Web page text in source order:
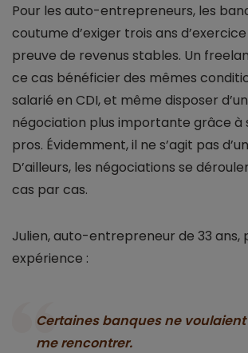
Pour les auto-entrepreneurs, les
coutume d’exiger trois ans
preuve de revenus stables. Un
ce cas bénéficier des mêmes
salarié en CDI, et même disposer
négociation plus importante grâce à
pros. Évidemment, il ne s’agit pas
D’ailleurs, les négociations se
cas par cas.
Julien, auto-entrepreneur de 33 ans,
expérience :
Certaines banques ne
me rencontrer.